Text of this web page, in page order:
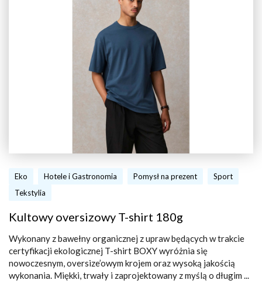
Eko Hotele i Gastronomia Pomysł na prezent
Sport
Tekstylia
Kultowy oversizowy T-shirt 180g
Wykonany z bawełny organicznej z upraw będących w trakcie
certyfikacji ekologicznej T-shirt BOXY wyróżnia się
nowoczesnym, oversize’owym krojem oraz wysoką jakością
wykonania. Miękki, trwały i zaprojektowany z myślą o długim ...